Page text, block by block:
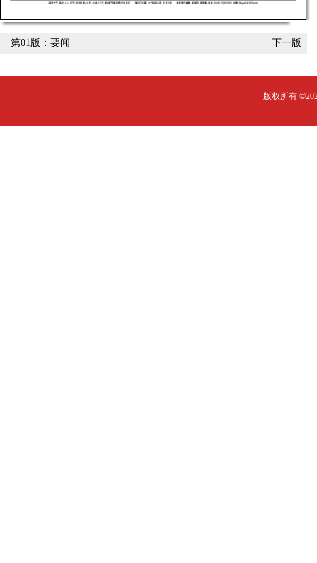
第01版：要闻 下一版
版权所有